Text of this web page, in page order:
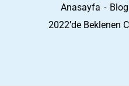
Anasayfa Blog
2022’de Beklenen